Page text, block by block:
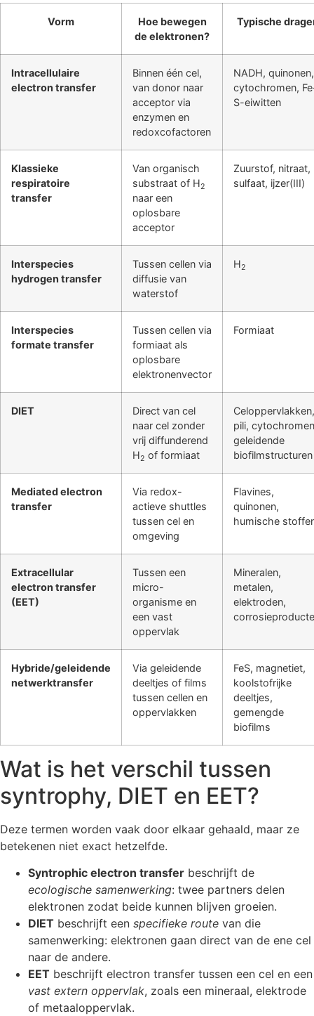
Vorm
Hoe bewegen
de elektronen?
Typische
Intracellulaire
electron transfer
Binnen één cel,
van donor naar
acceptor via
enzymen en
redoxcofactoren
NADH, quinonen,
cytochromen,
S-eiwitten
Klassieke
respiratoire
transfer
Van organisch
substraat of H2
naar een
oplosbare
acceptor
Zuurstof, nitraat,
sulfaat, ijzer(III)
Interspecies
hydrogen transfer
Tussen cellen via
diffusie van
waterstof
H2
Interspecies
formate transfer
Tussen cellen via
formiaat als
oplosbare
elektronenvector
Formiaat
DIET
Direct van cel
naar cel zonder
vrij diffunderend
H2 of formiaat
Celoppervlakken,
pili,
geleidende
biofilmstructuren
Mediated electron
transfer
Via redox-
actieve shuttles
tussen cel en
omgeving
Flavines,
quinonen,
humische
Extracellular
electron transfer
(EET)
Tussen een
micro-
organisme en
een vast
oppervlak
Mineralen,
metalen,
elektroden,
Hybride/geleidende
netwerktransfer
Via geleidende
deeltjes of films
tussen cellen en
oppervlakken
FeS, magnetiet,
koolstofrijke
deeltjes,
gemengde
biofilms
Wat is het verschil tussen
syntrophy, DIET en EET?
Deze termen worden vaak door elkaar gehaald, maar ze
betekenen niet exact hetzelfde.
Syntrophic electron transfer beschrijft de
ecologische samenwerking: twee partners delen
elektronen zodat beide kunnen blijven groeien.
DIET beschrijft een specifieke route van die
samenwerking: elektronen gaan direct van de ene cel
naar de andere.
EET beschrijft electron transfer tussen een cel en een
vast extern oppervlak, zoals een mineraal, elektrode
of metaaloppervlak.